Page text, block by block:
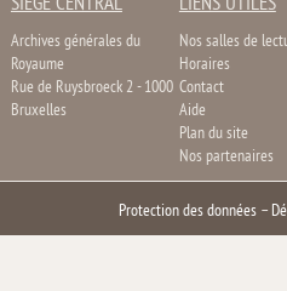
Archives générales du
Royaume
Rue de Ruysbroeck 2 - 1000
Bruxelles
Nos salles de
Horaires
Contact
Aide
Plan du site
Nos partenaires
Protection des données–